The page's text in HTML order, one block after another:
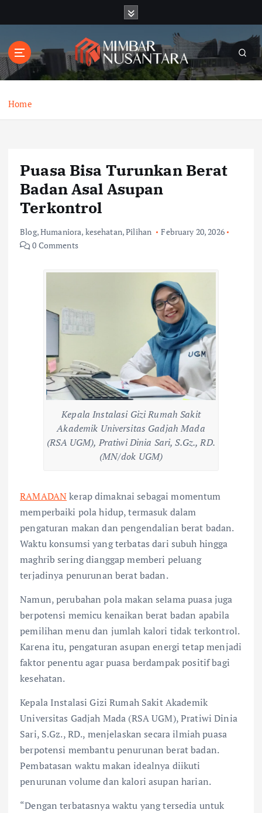
t
o
Home
Puasa Bisa Turunkan Berat
Badan Asal Asupan
Terkontrol
Blog,Humaniora, kesehatan,Pilihan
February 20, 2026
0 Comments
Kepala Instalasi Gizi Rumah Sakit
Akademik Universitas Gadjah Mada
(RSA UGM), Pratiwi Dinia Sari, S.Gz., RD.
(MN/dok UGM)
RAMADANkerap dimaknai sebagai momentum
memperbaiki pola hidup, termasuk dalam
pengaturan makan dan pengendalian berat badan.
Waktu konsumsi yang terbatas dari subuh hingga
maghrib sering dianggap memberi peluang
terjadinya penurunan berat badan.
Namun, perubahan pola makan selama puasa juga
berpotensi memicu kenaikan berat badan apabila
pemilihan menu dan jumlah kalori tidak terkontrol.
Karena itu, pengaturan asupan energi tetap menjadi
faktor penentu agar puasa berdampak positif bagi
kesehatan.
Kepala Instalasi Gizi Rumah Sakit Akademik
Universitas Gadjah Mada (RSA UGM), Pratiwi Dinia
Sari, S.Gz., RD., menjelaskan secara ilmiah puasa
berpotensi membantu penurunan berat badan.
Pembatasan waktu makan idealnya diikuti
penurunan volume dan kalori asupan harian.
“Dengan terbatasnya waktu yang tersedia untuk